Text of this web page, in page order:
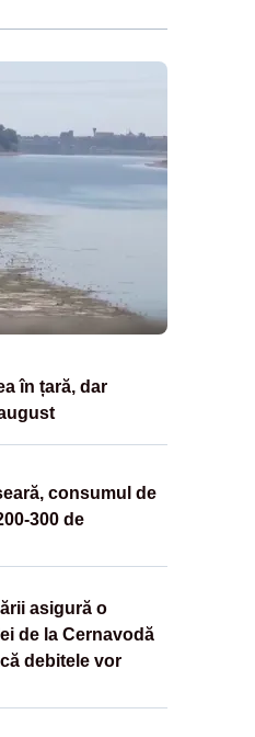
în țară, dar
consumul de
300 de
asigură o
de la Cernavodă
debitele vor